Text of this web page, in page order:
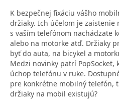
K bezpečnej fixáciu vášho
držiaky. Ich účelom je zaistenie
s vaším telefónom nachádzate
alebo na motorke atď. Držiaky
byť do auta, na bicykel a
Medzi novinky patrí
úchop telefónu v ruke.
pre konkrétne mobilný telefón,
držiaky na mobil existujú?